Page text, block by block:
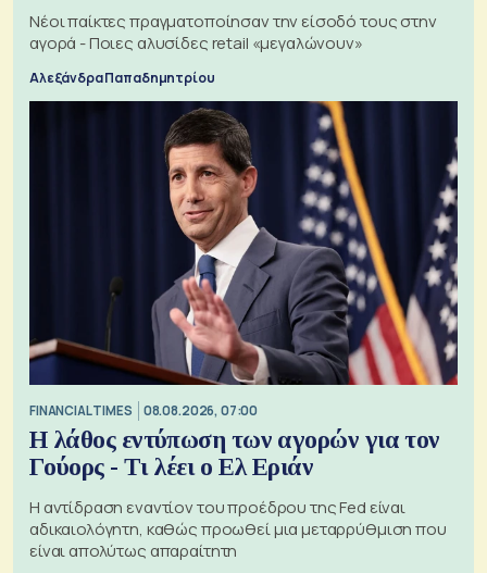
Νέοι παίκτες πραγματοποίησαν την είσοδό τους στην
αγορά - Ποιες αλυσίδες retail «μεγαλώνουν»
Αλεξάνδρα Παπαδημητρίου
FINANCIAL TIMES 08.08.2026, 07:00
Η λάθος εντύπωση των αγορών για τον
Γούορς - Τι λέει ο Ελ Εριάν
Η αντίδραση εναντίον του προέδρου της Fed είναι
αδικαιολόγητη, καθώς προωθεί μια μεταρρύθμιση που
είναι απολύτως απαραίτητη